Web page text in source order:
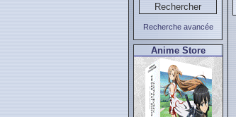
Recherche avancée
Anime Store